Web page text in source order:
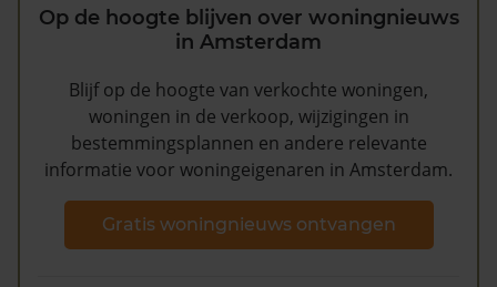
Op de hoogte blijven over woningnieuws
in Amsterdam
Blijf op de hoogte van verkochte woningen,
woningen in de verkoop, wijzigingen in
bestemmingsplannen en andere relevante
informatie voor woningeigenaren in Amsterdam.
Gratis woningnieuws ontvangen